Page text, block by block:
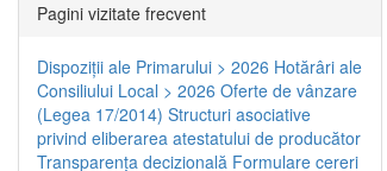
Pagini vizitate frecvent
Dispoziţii ale Primarului > 2026 Hotărâri ale
Consiliului Local > 2026 Oferte de vânzare
(Legea 17/2014) Structuri asociative
privind eliberarea atestatului de producător
Transparenţa decizională Formulare cereri